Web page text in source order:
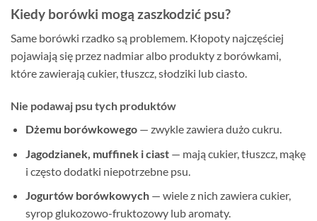
Kiedy borówki mogą zaszkodzić psu?
Same borówki rzadko są problemem. Kłopoty najczęściej
pojawiają się przez nadmiar albo produkty z borówkami,
które zawierają cukier, tłuszcz, słodziki lub ciasto.
Nie podawaj psu tych produktów
Dżemu borówkowego— zwykle zawiera dużo cukru.
Jagodzianek, muffinek i ciast— mają cukier, tłuszcz, mąkę
i często dodatki niepotrzebne psu.
Jogurtów borówkowych— wiele z nich zawiera cukier,
syrop glukozowo-fruktozowy lub aromaty.